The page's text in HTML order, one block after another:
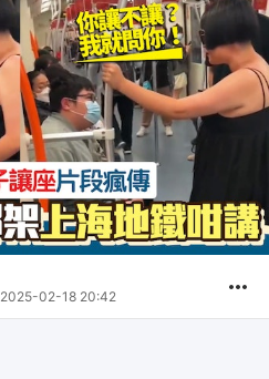
2025-02-18 20:42